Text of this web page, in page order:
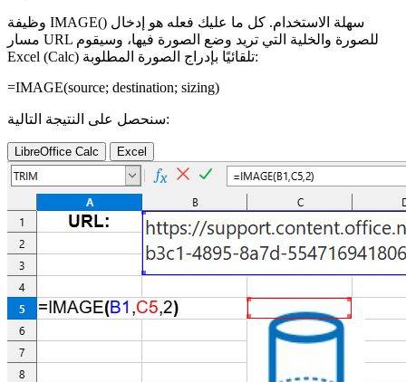
وظيفة IMAGE() سهلة الاستخدام. كل ما عليك فعله هو إدخال
مسار URL للصورة والخلية التي تريد وضع الصورة فيها، وسيقوم
Excel (Calc) تلقائيًا بإدراج الصورة المطلوبة:
=IMAGE(source; destination; sizing)
سنحصل على النتيجة التالية:
LibreOffice Calc Excel